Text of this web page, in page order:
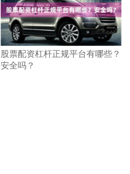
股票配资杠杆正规平台有哪些？
安全吗？